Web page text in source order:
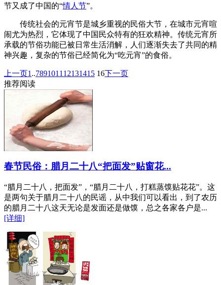
节又成了中国的“情人节”。
传统社会的元宵节是城乡重视的民俗大节，在城市元宵喧
闹尤为热烈，它体现了中国民众特有的狂欢精神。传统元宵所
承载的节俗功能已被日常生活消解，人们逐渐失去了共同的精
神兴趣，复杂的节俗已经简化为“吃元宵”的食俗。
上一页1 ..7891011 12131415 16下一页
推荐阅读
春节民俗：腊月二十八“把面发”贴窗花...
“腊月二十八，把面发”，“腊月二十八，打糕蒸馍贴花花”。这
是两句关于腊月二十八的民谣，从中我们可以看出，到了农历
的腊月二十八这天无论是发面还是做馍，总之各家各户是...
[详细]